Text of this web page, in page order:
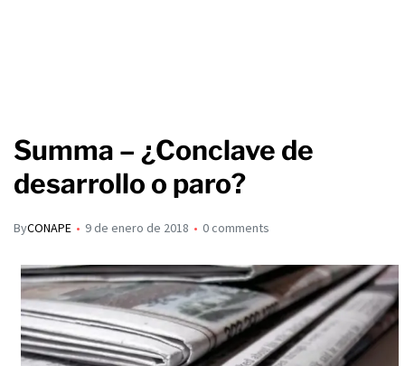
Summa – ¿Conclave de
desarrollo o paro?
ByCONAPE 9 de enero de 2018 0 comments